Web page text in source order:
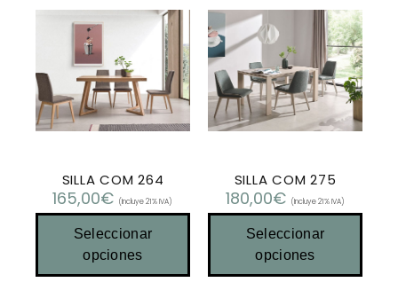
SILLA COM 264
165,00€ (Incluye 21% IVA)
Seleccionar
opciones
SILLA COM 275
180,00€ (Incluye 21% IVA)
Seleccionar
opciones